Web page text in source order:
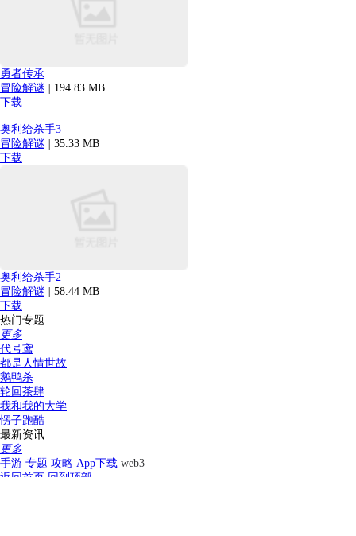
勇者传承
冒险解谜
194.83 MB
下载
奥利给杀手3
冒险解谜
35.33 MB
下载
奥利给杀手2
冒险解谜
58.44 MB
下载
热门专题
更多
代号鸢
都是人情世故
鹅鸭杀
轮回茶肆
我和我的大学
愣子跑酷
最新资讯
更多
手游 专题 攻略 App下载 web3
返回首页 回到顶部